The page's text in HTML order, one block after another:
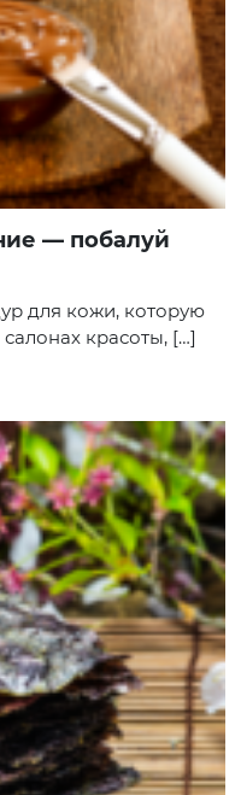
для кожи, которую
красоты, […]